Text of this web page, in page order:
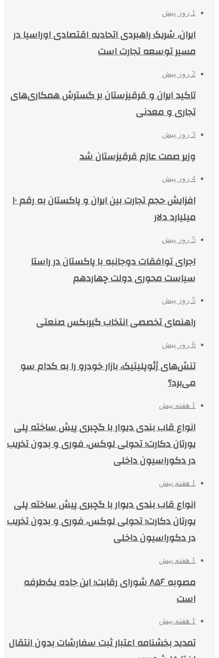
1 روز پیش
ایران، شریک راهبردی اتحادیه اقتصادی اوراسیا در
مسیر توسعه تجارت است
2 روز پیش
تاکید ایران و قرقیزستان بر گسترش همکاری‌های
تجاری و معدنی
3 روز پیش
وزیر صمت عازم قرقیزستان شد
4 روز پیش
افزایش حجم تجارت بین ایران و پاکستان به رقم ۱۰
میلیارد دلار
5 روز پیش
اجرای توافقات دوجانبه با پاکستان در راستا
سیاست محوری دولت چهاردهم
5 روز پیش
راهنمای تخصصی انتخاب گیربکس صنعتی
6 روز پیش
تنش‌های ژئوپلیتیک، بازار خودرو را به کدام سو
می‌برد؟
1 هفته پیش
انواع قاب بندی دیوار با گچبری پیش ساخته پلی
یورتان دکارت؛ تحولی لوکس، فوری و بدون تخریب
در دکوراسیون داخلی
1 هفته پیش
انواع قاب بندی دیوار با گچبری پیش ساخته پلی
یورتان دکارت؛ تحولی لوکس، فوری و بدون تخریب
در دکوراسیون داخلی
1 هفته پیش
مصوبه ۸۵۶ شورای رقابت؛ این جاده یک‌طرفه
است
1 هفته پیش
تمدید بخشنامه اعتبار ثبت سفارشات بدون انتقال